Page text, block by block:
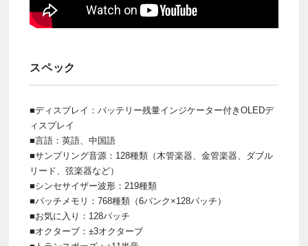
スペック
■ディスプレイ：バッテリー残量インジケーター付きOLEDデ
ィスプレイ
■言語：英語、中国語
■サンプリング音源：128種類（木管楽器、金管楽器、ダブル
リード、弦楽器など）
■シンセサイザー波形：219種類
■パッチメモリ：768種類（6バンク×128パッチ）
■お気に入り：128パッチ
■オクターブ：±3オクターブ